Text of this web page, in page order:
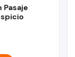
Pasaje